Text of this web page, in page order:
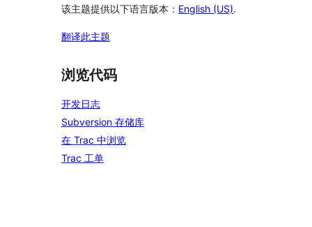
该主题提供以下语言版本： English (US).
翻译此主题
浏览代码
开发日志
Subversion 存储库
在 Trac 中浏览
Trac 工单